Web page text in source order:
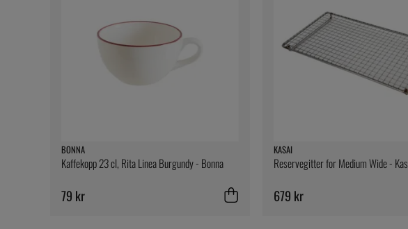
BONNA
Kaffekopp 23 cl, Rita Linea Burgundy - Bonna
79 kr
KASAI
Reservegitter for Medium Wide -
679 kr